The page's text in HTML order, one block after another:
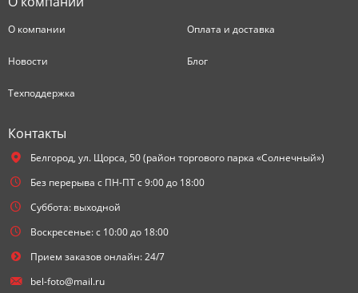
О компании Оплата и доставка
Новости Блог
Техподдержка
Контакты
Белгород, ул. Щорса, 50 (район торгового парка «Солнечный»)
Без перерыва с ПН-ПТ с 9:00 до 18:00
Суббота: выходной
Воскресенье: с 10:00 до 18:00
Прием заказов онлайн: 24/7
bel-foto@mail.ru